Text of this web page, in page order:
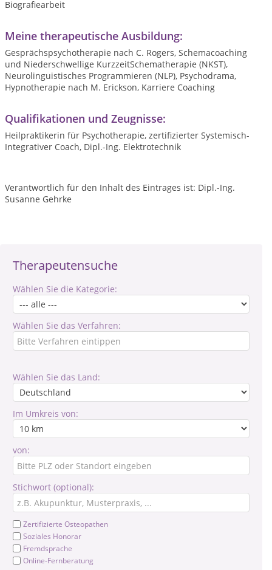
Therapeutensuche
Wählen Sie die Kategorie:
Wählen Sie das Verfahren:
Wählen Sie das Land:
Im Umkreis von:
von:
Stichwort (optional):
Zertifizierte Osteopathen
Soziales Honorar
Fremdsprache
Online-Fernberatung
Biografiearbeit
Meine therapeutische Ausbildung:
Gesprächspsychotherapie nach C. Rogers, Schemacoaching
und Niederschwellige KurzzeitSchematherapie (NKST),
Neurolinguistisches Programmieren (NLP), Psychodrama,
Hypnotherapie nach M. Erickson, Karriere Coaching
Qualifikationen und Zeugnisse:
Heilpraktikerin für Psychotherapie, zertifizierter Systemisch-
Integrativer Coach, Dipl.-Ing. Elektrotechnik
Verantwortlich für den Inhalt des Eintrages ist: Dipl.-Ing.
Susanne Gehrke